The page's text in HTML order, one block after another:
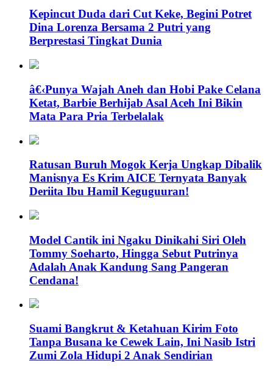
Kepincut Duda dari Cut Keke, Begini Potret
Dina Lorenza Bersama 2 Putri yang
Berprestasi Tingkat Dunia
â€‹Punya Wajah Aneh dan Hobi Pake Celana
Ketat, Barbie Berhijab Asal Aceh Ini Bikin
Mata Para Pria Terbelalak
Ratusan Buruh Mogok Kerja Ungkap Dibalik
Manisnya Es Krim AICE Ternyata Banyak
Deriita Ibu Hamil Keguguuran!
Model Cantik ini Ngaku Dinikahi Siri Oleh
Tommy Soeharto, Hingga Sebut Putrinya
Adalah Anak Kandung Sang Pangeran
Cendana!
Suami Bangkrut & Ketahuan Kirim Foto
Tanpa Busana ke Cewek Lain, Ini Nasib Istri
Zumi Zola Hidupi 2 Anak Sendirian